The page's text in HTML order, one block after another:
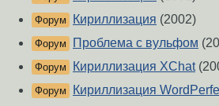
Форум Кириллизация (2002)
Форум Проблема с вульфом
Форум Кириллизация XChat
Форум Кириллизация